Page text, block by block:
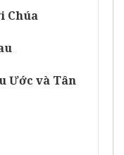
Chúa
Ước và Tân